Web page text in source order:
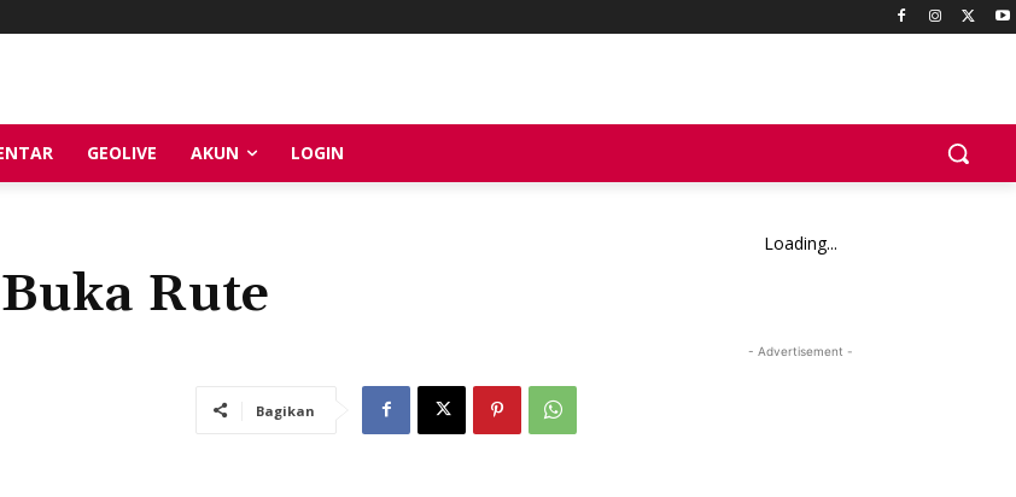
GEOLIVE AKUN LOGIN
Rute
Bagikan
Loading...
- Advertisement -